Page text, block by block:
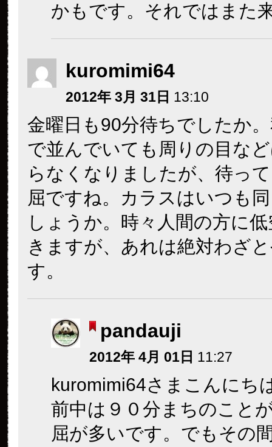
かもです。それではまた
kuromimi64
2012年 3月 31日 13:10
金曜日も90分待ちでしたか
で並んでいても周りの目な
らなくなりましたが、待っ
屈ですね。カラスはいつも
しょうか。時々人間の方に
きますが、あれは絶対わざ
す。
pandauji
2012年 4月 01日 11:27
kuromimi64さまこんにち
前中は９０分まちのこと
屈が多いです。でもその